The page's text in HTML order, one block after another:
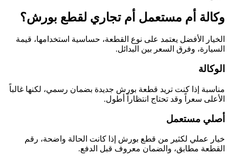
وكالة أم مستعمل أم تجاري لقطع بورش؟
الخيار الأفضل يعتمد على نوع القطعة، حساسية استخدامها، قيمة
السيارة، وفرق السعر بين البدائل.
الوكالة
مناسبة إذا كنت تريد قطعة بورش جديدة بضمان رسمي، لكنها غالباً
الأعلى سعراً وقد تحتاج انتظاراً أطول.
أصلي مستعمل
خيار عملي لكثير من قطع بورش إذا كانت الحالة واضحة، رقم
القطعة مطابق، والضمان معروف قبل الدفع.